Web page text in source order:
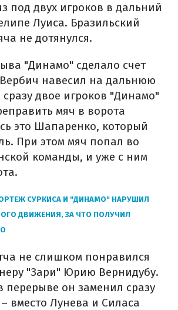
под двух игроков в дальний
Луиса. Бразильский
не дотянулся.
"Динамо" сделало счет
навесил на дальнюю
сразу двое игроков "Динамо"
мяч в ворота
это Шапаренко, который
При этом мяч попал во
команды, и уже с ним
СУРКИСА И "ДИНАМО" НАРУШИЛ
ДВИЖЕНИЯ, ЗА ЧТО ПОЛУЧИЛ
не слишком понравился
"Зари" Юрию Вернидубу.
перерыве он заменил сразу
вместо Лунева и Силаса